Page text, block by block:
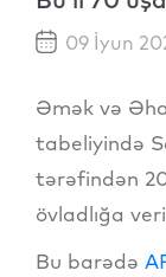
09 İyun
Əmək və
tabeliyində
tərəfindən
övladlığa
Bu barədə